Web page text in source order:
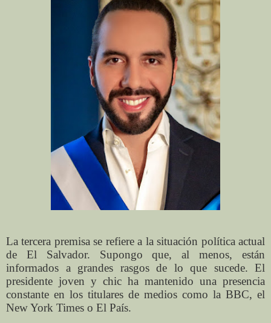
La tercera premisa se refiere a la situación política actual
de El Salvador. Supongo que, al menos, están
informados a grandes rasgos de lo que sucede. El
presidente joven y chic ha mantenido una presencia
constante en los titulares de medios como la BBC, el
New York Times o El País.